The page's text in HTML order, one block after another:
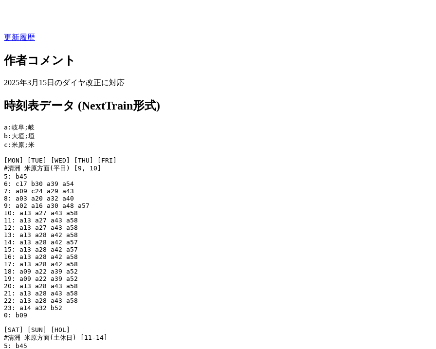
更新履歴
作者コメント
2025年3月15日のダイヤ改正に対応
時刻表データ (NextTrain形式)
a:岐阜;岐
b:大垣;垣
c:米原;米
[MON] [TUE] [WED] [THU] [FRI]
#清洲 米原方面(平日) [9, 10]
5: b45
6: c17 b30 a39 a54
7: a09 c24 a29 a43
8: a03 a20 a32 a40
9: a02 a16 a30 a48 a57
10: a13 a27 a43 a58
11: a13 a27 a43 a58
12: a13 a27 a43 a58
13: a13 a28 a42 a58
14: a13 a28 a42 a57
15: a13 a28 a42 a57
16: a13 a28 a42 a58
17: a13 a28 a42 a58
18: a09 a22 a39 a52
19: a09 a22 a39 a52
20: a13 a28 a43 a58
21: a13 a28 a43 a58
22: a13 a28 a43 a58
23: a14 a32 b52
0: b09
[SAT] [SUN] [HOL]
#清洲 米原方面(土休日) [11-14]
5: b45